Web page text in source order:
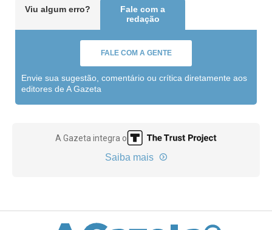
Viu algum erro?
Fale com a
redação
FALE COM A GENTE
Envie sua sugestão, comentário ou crítica diretamente aos
editores de A Gazeta
A Gazeta integra o
Saiba mais